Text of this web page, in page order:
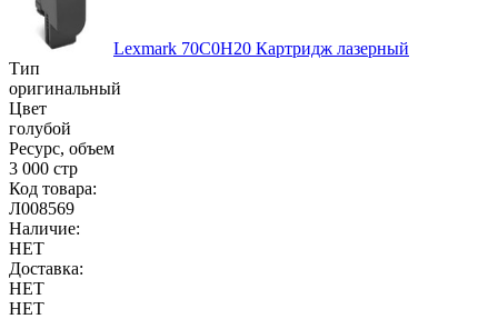
Lexmark 70C0H20 Картридж лазерный
Тип
оригинальный
Цвет
голубой
Ресурс, объем
3 000 стр
Код товара:
Л008569
Наличие:
НЕТ
Доставка:
НЕТ
НЕТ